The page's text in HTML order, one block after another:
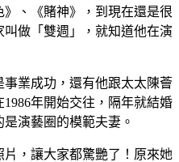
、《賭神》，到現在還是很
做「雙週」，就知道他在演
業成功，還有他跟太太陳薈
年開始交往，隔年就結婚
演藝圈的模範夫妻。
，讓大家都驚艷了！原來她